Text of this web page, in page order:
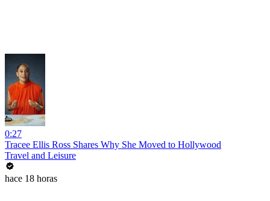
0:27
Tracee Ellis Ross Shares Why She Moved to Hollywood
Travel and Leisure
hace 18 horas